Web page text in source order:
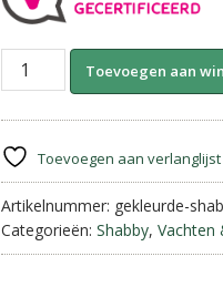
Linnen
||
Eekhoorn
aantal
Toevoegen aan
Toevoegen aan verlanglijst
Artikelnummer: gekleurde-
Categorieën: Shabby, Vachten